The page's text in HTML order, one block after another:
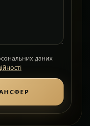
даних